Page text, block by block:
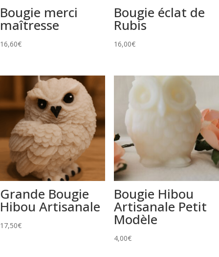
Bougie merci
maîtresse
16,60€
Bougie éclat de
Rubis
16,00€
Grande Bougie
Hibou Artisanale
17,50€
Bougie Hibou
Artisanale Petit
Modèle
4,00€